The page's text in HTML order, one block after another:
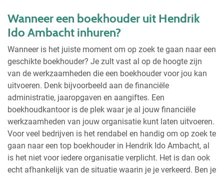
Wanneer een boekhouder uit Hendrik
Ido Ambacht inhuren?
Wanneer is het juiste moment om op zoek te gaan naar een
geschikte boekhouder? Je zult vast al op de hoogte zijn
van de werkzaamheden die een boekhouder voor jou kan
uitvoeren. Denk bijvoorbeeld aan de financiële
administratie, jaaropgaven en aangiftes. Een
boekhoudkantoor is de plek waar je al jouw financiële
werkzaamheden van jouw organisatie kunt laten uitvoeren.
Voor veel bedrijven is het rendabel en handig om op zoek te
gaan naar een top boekhouder in Hendrik Ido Ambacht, al
is het niet voor iedere organisatie verplicht. Het is dan ook
echt afhankelijk van de situatie waarin je je verkeerd. Ben je